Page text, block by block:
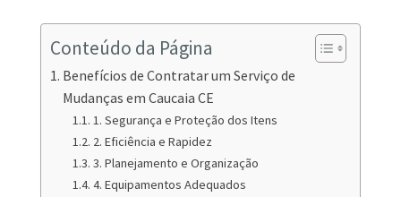
Conteúdo da Página
Benefícios de Contratar um Serviço de
Mudanças em Caucaia CE
1. Segurança e Proteção dos Itens
2. Eficiência e Rapidez
3. Planejamento e Organização
4. Equipamentos Adequados